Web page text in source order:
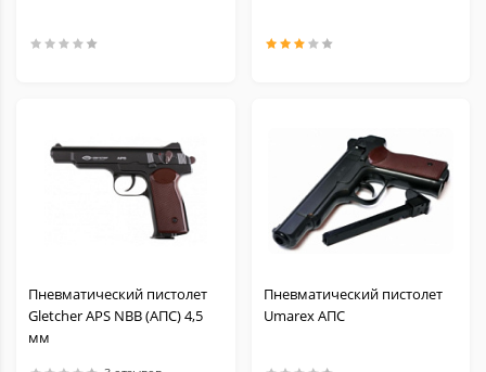
Пневматический пистолет
Gletcher APS NBB (АПС) 4,5
мм
Пневматический пистолет
Umarex АПС